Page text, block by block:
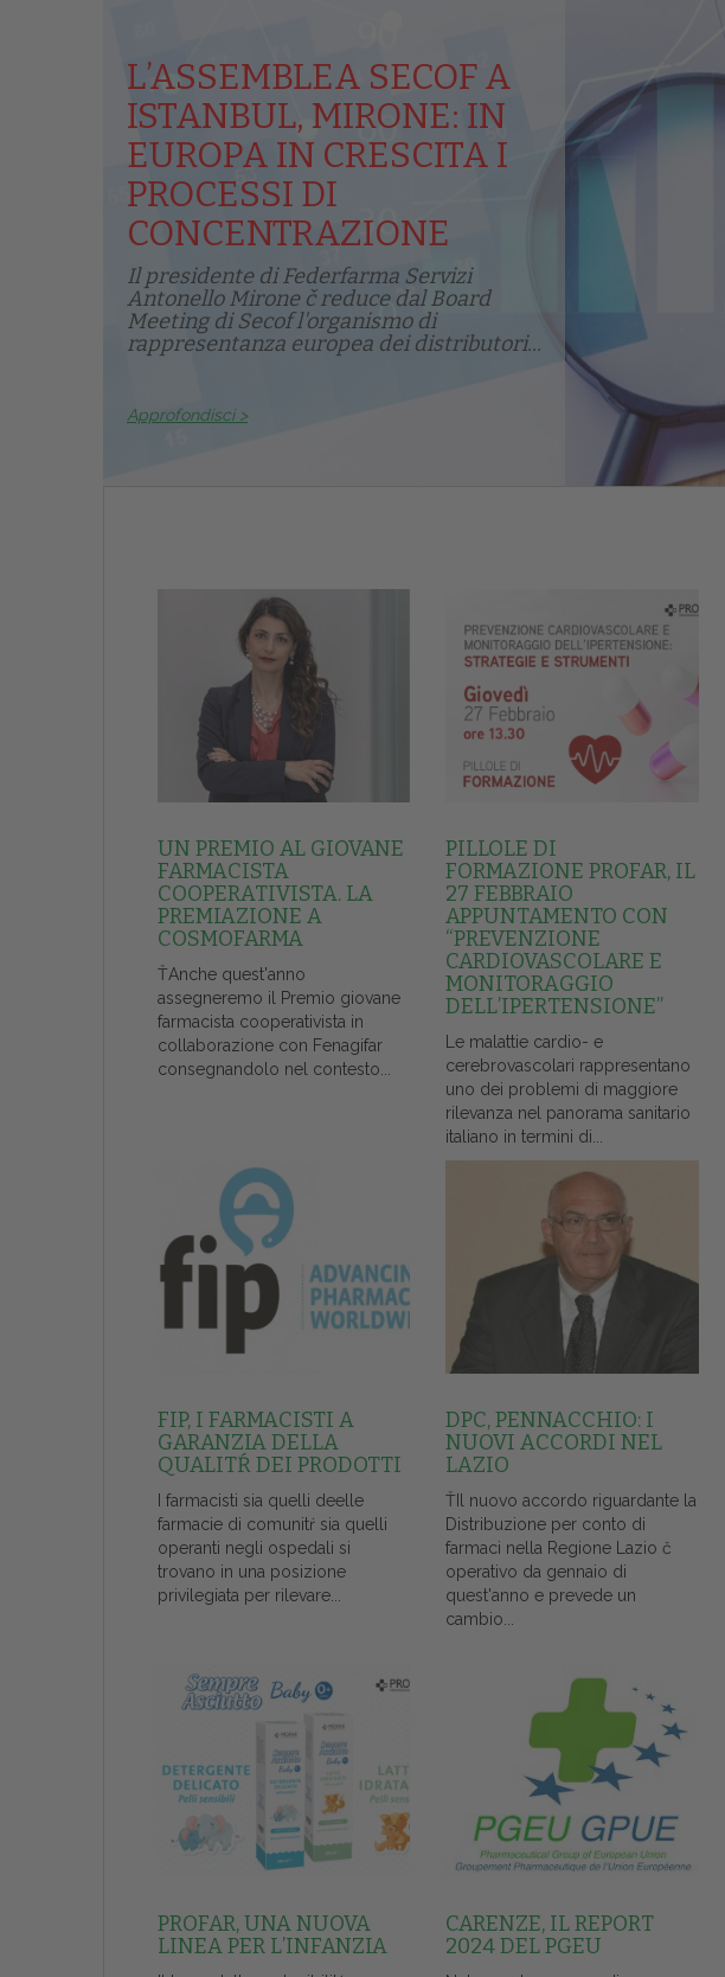
L’ASSEMBLEA SECOF A
ISTANBUL, MIRONE: IN
EUROPA IN CRESCITA I
PROCESSI DI
CONCENTRAZIONE
Il presidente di Federfarma Servizi
Antonello Mirone č reduce dal Board
Meeting di Secof l'organismo di
rappresentanza europea dei distributori...
Approfondisci >
UN PREMIO AL GIOVANE
FARMACISTA
COOPERATIVISTA. LA
PREMIAZIONE A
COSMOFARMA
ŤAnche quest'anno
assegneremo il Premio giovane
farmacista cooperativista in
collaborazione con Fenagifar
consegnandolo nel contesto...
PILLOLE DI
FORMAZIONE PROFAR, IL
27 FEBBRAIO
APPUNTAMENTO CON
“PREVENZIONE
CARDIOVASCOLARE E
MONITORAGGIO
DELL’IPERTENSIONE”
Le malattie cardio- e
cerebrovascolari rappresentano
uno dei problemi di maggiore
rilevanza nel panorama sanitario
italiano in termini di...
FIP, I FARMACISTI A
GARANZIA DELLA
QUALITŔ DEI PRODOTTI
I farmacisti sia quelli deelle
farmacie di comunitŕ sia quelli
operanti negli ospedali si
trovano in una posizione
privilegiata per rilevare...
DPC, PENNACCHIO: I
NUOVI ACCORDI NEL
LAZIO
ŤIl nuovo accordo riguardante la
Distribuzione per conto di
farmaci nella Regione Lazio č
operativo da gennaio di
quest'anno e prevede un
cambio...
PROFAR, UNA NUOVA
LINEA PER L’INFANZIA
CARENZE, IL REPORT
2024 DEL PGEU